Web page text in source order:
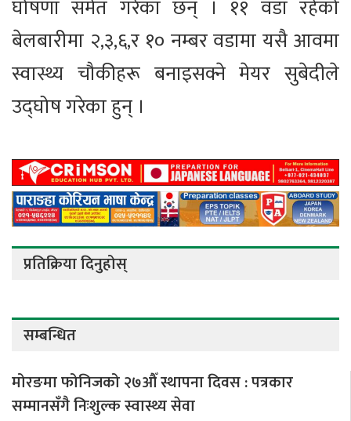
घोषणा समेत गरेका छन् । ११ वडा रहेको
बेलबारीमा २,३,६,र १० नम्बर वडामा यसै आवमा
स्वास्थ्य चौकीहरू बनाइसक्ने मेयर सुबेदीले
उद्घोष गरेका हुन् ।
प्रतिक्रिया दिनुहोस्
सम्बन्धित
मोरङमा फोनिजको २७औँ स्थापना दिवस : पत्रकार
सम्मानसँगै निःशुल्क स्वास्थ्य सेवा